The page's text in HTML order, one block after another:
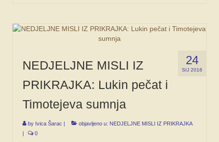
24
SIJ 2016
NEDJELJNE MISLI IZ
PRIKRAJKA: Lukin pečat i
Timotejeva sumnja
by Ivica Šarac objavljeno u: NEDJELJNE MISLI IZ PRIKRAJKA
0